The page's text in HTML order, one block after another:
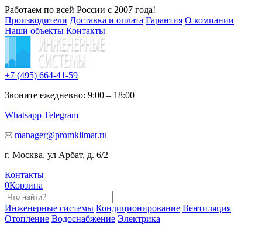
Работаем по всей России с 2007 года!
Производители Доставка и оплата Гарантия О компании
Наши объекты Контакты
+7 (495) 664-41-59
Звоните ежедневно: 9:00 – 18:00
Whatsapp Telegram
manager@promklimat.ru
г. Москва, ул Арбат, д. 6/2
Контакты
0Корзина
Инженерные системы Кондиционирование Вентиляция
Отопление Водоснабжение Электрика